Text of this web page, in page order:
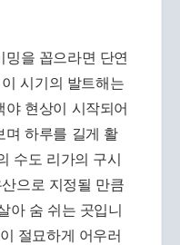
을 꼽으라면 단연
시기의 발트해는
현상이 시작되어
며 하루를 길게 활
수도 리가의 구시
으로 지정될 만큼
아 숨 쉬는 곳입니
절묘하게 어우러